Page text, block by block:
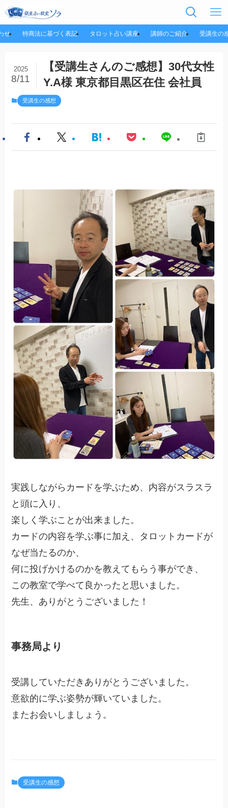
せ 特商法に基づく表記 タロット占い講座 講師のご紹介 受講生の
【受講生さんのご感想】30代女性
Y.A様 東京都目黒区在住 会社員
2025
8/11
受講生の感想
実践しながらカードを学ぶため、内容がスラスラ
と頭に入り、
楽しく学ぶことが出来ました。
カードの内容を学ぶ事に加え、タロットカードが
なぜ当たるのか、
何に投げかけるのかを教えてもらう事ができ、
この教室で学べて良かったと思いました。
先生、ありがとうございました！
事務局より
受講していただきありがとうございました。
意欲的に学ぶ姿勢が輝いていました。
またお会いしましょう。
受講生の感想